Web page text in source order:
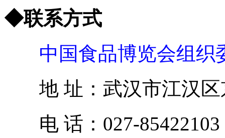
◆联系方式
中国食品博览会组织
地 址：武汉市江汉区
电 话：027-85422103